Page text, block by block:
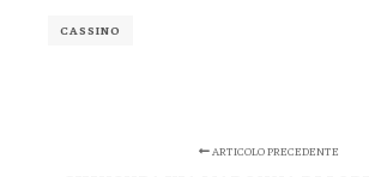
CASSINO
ARTICOLO PRECEDENTE